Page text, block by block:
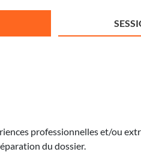
professionnelles et/ou
du dossier.